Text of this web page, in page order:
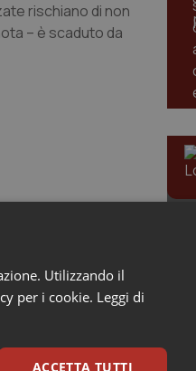
rischiano di non
– è scaduto da
studi, il
Utilizzando il
per i cookie. Leggi di
ACCETTA TUTTI